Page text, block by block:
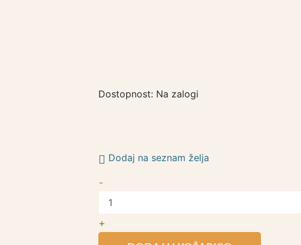
Dostopnost: Na zalogi
Dodaj na seznam želja
-
+